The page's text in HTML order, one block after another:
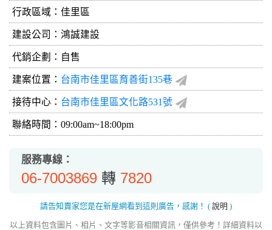
行政區域：佳里區
建設公司： 鴻誠建設
代銷企劃：自售
建案位置： 台南市佳里區育善街135巷
接待中心： 台南市佳里區文化路531號
聯絡時間：09:00am~18:00pm
服務專線：
06-7003869 轉 7820
請告知賣家您是在新屋網看到這則廣告，感謝！ ( 說明 )
以上資料包含圖片、相片、文字等影音相關資訊，僅供參考！詳細資料以